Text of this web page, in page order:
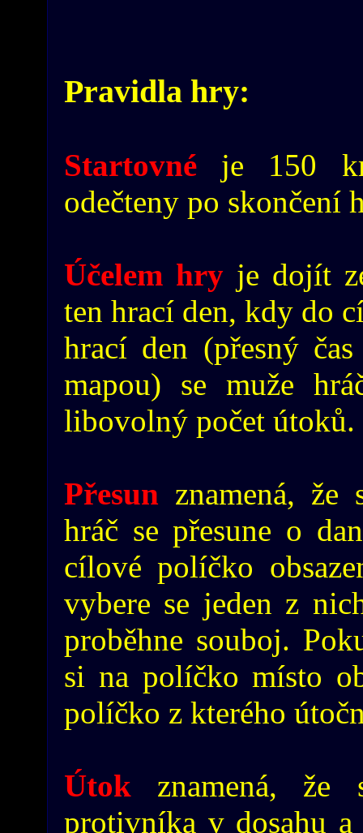
Pravidla hry:
Startovné je 150
odečteny po skončení
Účelem hry je dojít
ten hrací den, kdy do
hrací den (přesný
mapou) se muže
libovolný počet útoků.
Přesun znamená, že
hráč se přesune o
cílové políčko
vybere se jeden z
proběhne souboj.
si na políčko místo
políčko z kterého
Útok znamená, že
protivníka v dosahu